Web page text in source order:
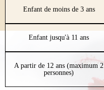
Enfant de moins de 3 ans
Enfant jusqu'à 11 ans
A partir de 12 ans (maximum 2
personnes)